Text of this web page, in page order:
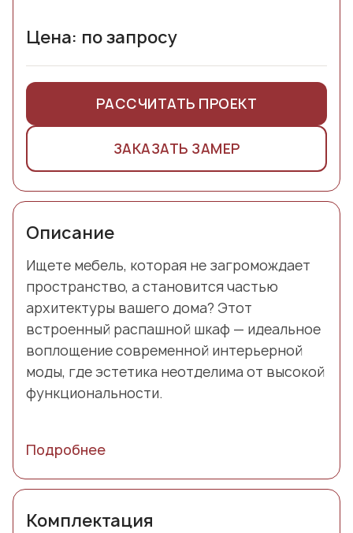
Цена: по запросу
РАССЧИТАТЬ ПРОЕКТ
ЗАКАЗАТЬ ЗАМЕР
Описание
Ищете мебель, которая не загромождает
пространство, а становится частью
архитектуры вашего дома? Этот
встроенный распашной шкаф — идеальное
воплощение современной интерьерной
моды, где эстетика неотделима от высокой
функциональности.
Подробнее
Комплектация